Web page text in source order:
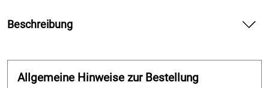
Beschreibung
Kurzarm-Trikot — liefert frische Luft auf deiner Haut und
sichert dir bewegliche Freiheit im Training und Spiel.
Allgemeine Hinweise zur Bestellung